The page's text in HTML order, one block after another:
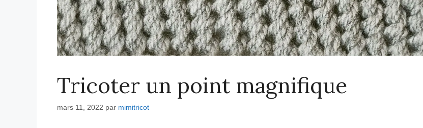
Tricoter un point magnifique
mars 11, 2022 par mimitricot